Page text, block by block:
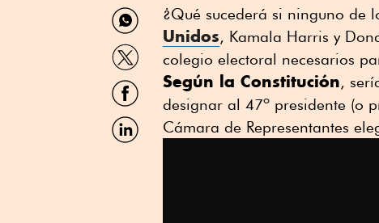
Compartir
por
WhatsApp
Compartir
por
Twitter
Compartir
por
Facebook
Compartir
por
¿Qué sucederá si ninguno de
Unidos, Kamala Harris y
colegio electoral necesarios
Según la Constitución,
designar al 47º presidente (o
Cámara de Representantes